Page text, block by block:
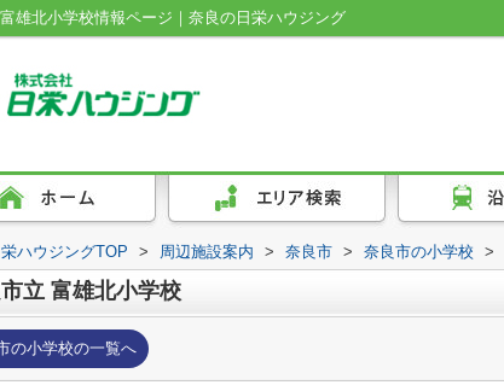
雄北小学校情報ページ｜奈良の日栄ハウジング
ハウジングTOP > 周辺施設案内 > 奈良市 > 奈良市の小学校 >
立 富雄北小学校
の小学校の一覧へ